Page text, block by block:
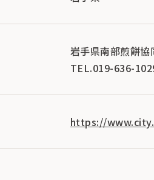
岩手県南部煎餅協
TEL.019-636-
https://